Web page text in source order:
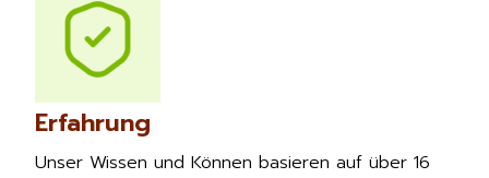
Erfahrung
Unser Wissen und Können basieren auf über 16